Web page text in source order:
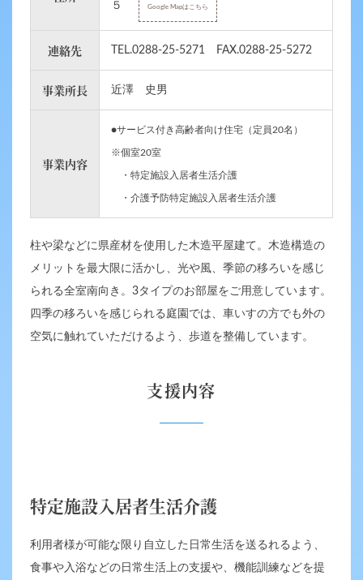
５ Google Mapはこちら
連絡先 TEL.0288-25-5271 FAX.0288-25-5272
事業所長 近澤 史男
事業内容
サービス付き高齢者向け住宅（定員20名）
※個室20室
・特定施設入居者生活介護
・介護予防特定施設入居者生活介護
柱や梁などに県産材を使用した木造平屋建て。木造構造の
メリットを最大限に活かし、光や風、季節の移ろいを感じ
られる全室南向き。3タイプのお部屋をご用意しています。
四季の移ろいを感じられる庭園では、車いすの方でも外の
空気に触れていただけるよう、歩道を整備しています。
支援内容
特定施設入居者生活介護
利用者様が可能な限り自立した日常生活を送るれるよう、
食事や入浴などの日常生活上の支援や、機能訓練などを提